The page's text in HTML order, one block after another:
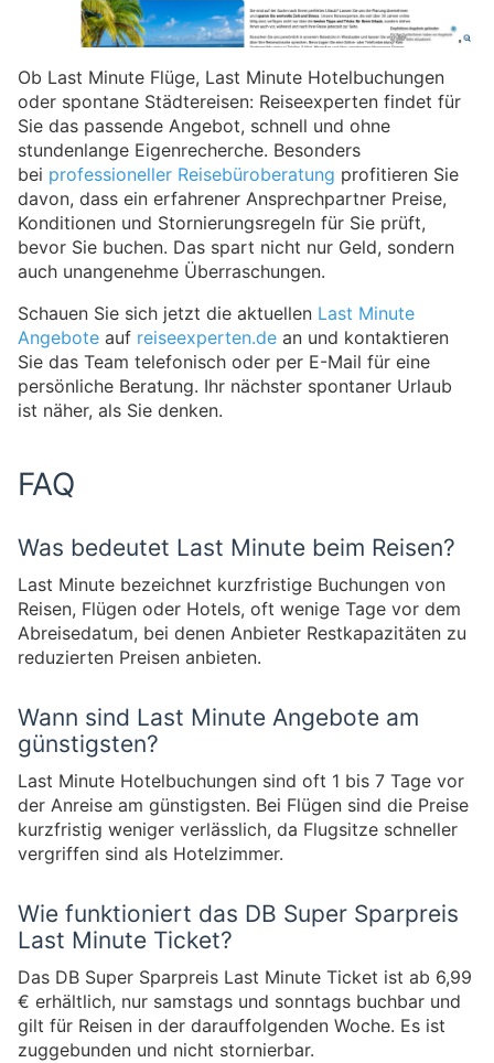
Ob Last Minute Flüge, Last Minute Hotelbuchungen
oder spontane Städtereisen: Reiseexperten findet für
Sie das passende Angebot, schnell und ohne
stundenlange Eigenrecherche. Besonders
bei professioneller Reisebüroberatung profitieren Sie
davon, dass ein erfahrener Ansprechpartner Preise,
Konditionen und Stornierungsregeln für Sie prüft,
bevor Sie buchen. Das spart nicht nur Geld, sondern
auch unangenehme Überraschungen.
Schauen Sie sich jetzt die aktuellen Last Minute
Angebote auf reiseexperten.de an und kontaktieren
Sie das Team telefonisch oder per E-Mail für eine
persönliche Beratung. Ihr nächster spontaner Urlaub
ist näher, als Sie denken.
FAQ
Was bedeutet Last Minute beim Reisen?
Last Minute bezeichnet kurzfristige Buchungen von
Reisen, Flügen oder Hotels, oft wenige Tage vor dem
Abreisedatum, bei denen Anbieter Restkapazitäten zu
reduzierten Preisen anbieten.
Wann sind Last Minute Angebote am
günstigsten?
Last Minute Hotelbuchungen sind oft 1 bis 7 Tage vor
der Anreise am günstigsten. Bei Flügen sind die Preise
kurzfristig weniger verlässlich, da Flugsitze schneller
vergriffen sind als Hotelzimmer.
Wie funktioniert das DB Super Sparpreis
Last Minute Ticket?
Das DB Super Sparpreis Last Minute Ticket ist ab 6,99
€ erhältlich, nur samstags und sonntags buchbar und
gilt für Reisen in der darauffolgenden Woche. Es ist
zuggebunden und nicht stornierbar.